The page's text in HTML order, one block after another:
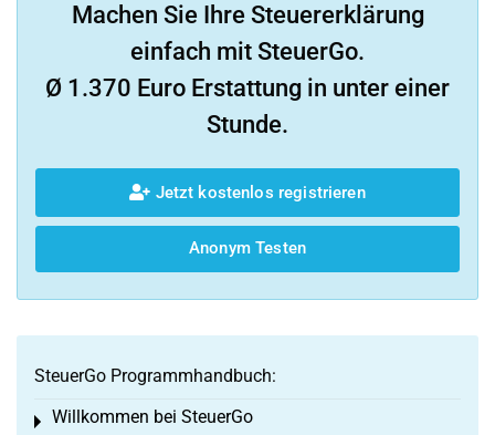
Machen Sie Ihre Steuererklärung
einfach mit SteuerGo.
Ø 1.370 Euro Erstattung in unter einer
Stunde.
Jetzt kostenlos registrieren
Anonym Testen
SteuerGo Programmhandbuch:
Willkommen bei SteuerGo
Toggle menu